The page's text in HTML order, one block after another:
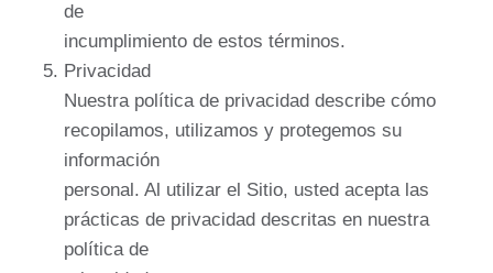
de
incumplimiento de estos términos.
Privacidad
Nuestra política de privacidad describe cómo
recopilamos, utilizamos y protegemos su
información
personal. Al utilizar el Sitio, usted acepta las
prácticas de privacidad descritas en nuestra
política de